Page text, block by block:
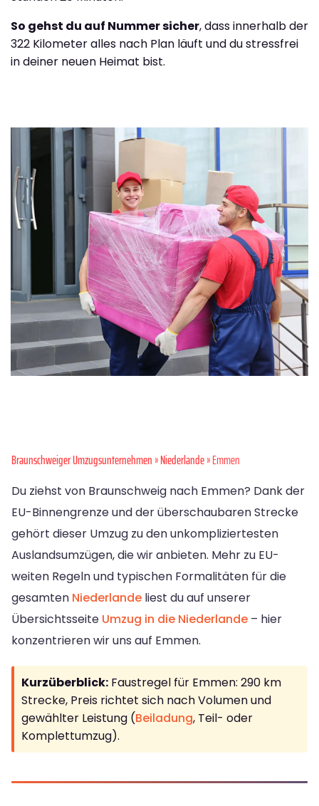
So gehst du auf Nummer sicher, dass innerhalb der
322 Kilometer alles nach Plan läuft und du stressfrei
in deiner neuen Heimat bist.
Braunschweiger Umzugsunternehmen»Niederlande» Emmen
Du ziehst von Braunschweig nach Emmen? Dank der
EU-Binnengrenze und der überschaubaren Strecke
gehört dieser Umzug zu den unkompliziertesten
Auslandsumzügen, die wir anbieten. Mehr zu EU-
weiten Regeln und typischen Formalitäten für die
gesamten Niederlande liest du auf unserer
Übersichtsseite Umzug in die Niederlande – hier
konzentrieren wir uns auf Emmen.
Kurzüberblick: Faustregel für Emmen: 290 km
Strecke, Preis richtet sich nach Volumen und
gewählter Leistung (Beiladung, Teil- oder
Komplettumzug).